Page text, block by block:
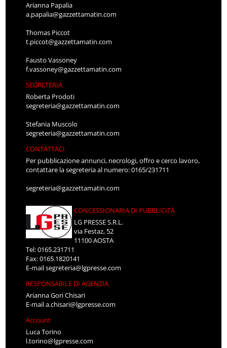
Arianna Papalia
a.papalia@gazzettamatin.com
Thomas Piccot
t.piccot@gazzettamatin.com
Fausto Vassoney
f.vassoney@gazzettamatin.com
SEGRETERIA
Roberta Prodoti
segreteria@gazzettamatin.com
Stefania Muscolo
segreteria@gazzettamatin.com
CONTATTACI
Per pubblicazione annunci, necrologi, offro e cerco lavoro,
contattare la segreteria al numero: 0165/231711
segreteria@gazzettamatin.com
CONCESSIONARIA DI PUBBLICITÀ
LG PRESSE S.R.L.
via Festaz, 52
11100 AOSTA
Tel: 0165.231711
Fax: 0165.1820141
E-mailsegreteria@lgpresse.com
RESPONSABILE DI AGENZIA
Arianna Gori Chisari
E-maila.chisari@lgpresse.com
Account
Luca Torino
l.torino@lgpresse.com